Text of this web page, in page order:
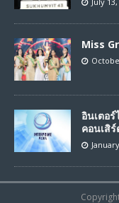
Miss
อินเตอ
คอนเสิ